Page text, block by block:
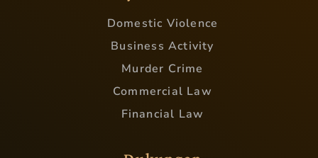
Domestic Violence
Business Activity
Murder Crime
Commercial Law
Financial Law